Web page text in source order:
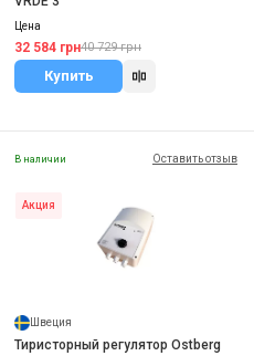
Цена
32 584 грн40 729 грн
Купить
В наличии Оставить отзыв
Акция
Швеция
Тиристорный регулятор Ostberg